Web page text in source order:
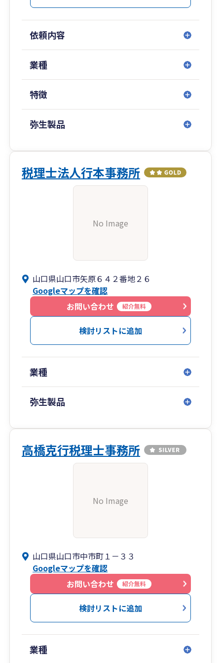
依頼内容
業種
特徴
弥生製品
税理士法人行本事務所
No Image
山口県山口市矢原６４２番地２６
Googleマップを確認
お問い合わせ
紹介無料
検討リストに追加
業種
弥生製品
高橋克行税理士事務所
No Image
山口県山口市中市町１－３３
Googleマップを確認
お問い合わせ
紹介無料
検討リストに追加
業種